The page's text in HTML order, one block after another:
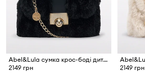
Abel&Lula сумка крос-боді дитяча
2149 грн
2149 грн